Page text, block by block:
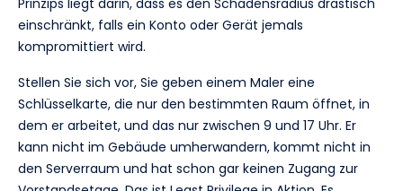
einschränkt, falls ein Konto oder Gerät jemals
kompromittiert wird.
Stellen Sie sich vor, Sie geben einem Maler eine
Schlüsselkarte, die nur den bestimmten Raum öffnet, in
dem er arbeitet, und das nur zwischen 9 und 17 Uhr. Er
kann nicht im Gebäude umherwandern, kommt nicht in
den Serverraum und hat schon gar keinen Zugang zur